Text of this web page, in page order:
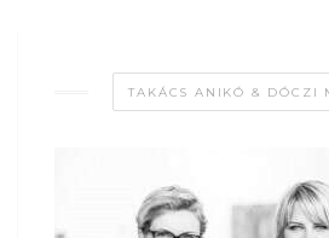
TAKÁCS ANIKÓ & DÓCZI